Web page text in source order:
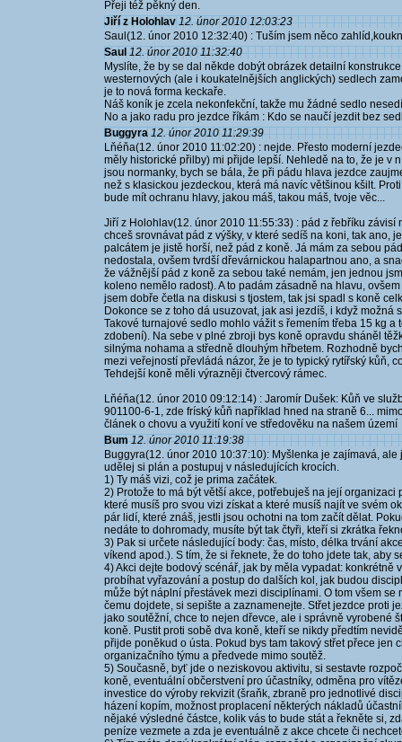
Přeji též pěkný den.
Jiří z Holohlav 12. únor 2010 12:03:23
Saul(12. únor 2010 12:32:40) : Tuším jsem něco
Saul 12. únor 2010 11:32:40
Myslíte, že by se dal někde dobýt obrázek detailní
westernových (ale i koukatelnějších anglických) sedlech
je to nová forma keckaře.
Náš koník je zcela nekonfekční, takže mu žádné sedlo
No a jako radu pro jezdce říkám : Kdo se naučí jezdit bez
Buggyra 12. únor 2010 11:29:39
Lňéňa(12. únor 2010 11:02:20) : nejde. Přesto moderní
měly historické přilby) mi přijde lepší. Nehledě na to, že je v
jsou normanky, bych se bála, že při pádu hlava jezdce
než s klasickou jezdeckou, která má navíc většinou kšilt.
bude mít ochranu hlavy, jakou máš, takou máš, tvoje věc...
Jiří z Holohlav(12. únor 2010 11:55:33) : pád z řebříku
chceš srovnávat pád z výšky, v které sedíš na koni, tak ano,
palcátem je jistě horší, než pád z koně. Já mám za sebou
nedostala, ovšem tvrdší dřevárnickou halapartnou ano, a
že vážnější pád z koně za sebou také nemám, jen jednou
koleno nemělo radost). A to padám zásadně na hlavu,
jsem dobře četla na diskusi s tjostem, tak jsi spadl s koně
Dokonce se z toho dá usuzovat, jak asi jezdíš, i když
Takové turnajové sedlo mohlo vážit s řemením třeba 15 kg
zdobení). Na sebe v plné zbroji bys koně opravdu sháněl
silnýma nohama a středně dlouhým hřbetem. Rozhodně
mezi veřejností převládá názor, že je to typický rytířský kůň,
Tehdejší koně měli výrazněji čtvercový rámec.
Lňéňa(12. únor 2010 09:12:14) : Jaromír Dušek: Kůň ve
901100-6-1, zde fríský kůň například hned na straně 6...
článek o chovu a využití koní ve středověku na našem území
Bum 12. únor 2010 11:19:38
Buggyra(12. únor 2010 10:37:10): Myšlenka je zajímavá,
udělej si plán a postupuj v následujících krocích.
1) Ty máš vizi, což je prima začátek.
2) Protože to má být větší akce, potřebuješ na její
které musíš pro svou vizi získat a které musíš najít ve svém
pár lidí, které znáš, jestli jsou ochotni na tom začít dělat.
nedáte to dohromady, musíte být tak čtyři, kteří si zkrátka
3) Pak si určete následující body: čas, místo, délka trvání
víkend apod.). S tím, že si řeknete, že do toho jdete tak, aby
4) Akci dejte bodový scénář, jak by měla vypadat:
probíhat vyřazování a postup do dalších kol, jak budou
může být náplní přestávek mezi disciplínami. O tom všem
čemu dojdete, si sepište a zaznamenejte. Střet jezdce proti
jako soutěžní, chce to nejen dřevce, ale i správně vyrobené
koně. Pustit proti sobě dva koně, kteří se nikdy předtím
přijde poněkud o ústa. Pokud bys tam takový střet přece jen
organizačního týmu a předvede mimo soutěž.
5) Současně, byť jde o neziskovou aktivitu, si sestavte
koně, eventuální občerstvení pro účastníky, odměna pro
investice do výroby rekvizit (šraňk, zbraně pro jednotlivé
házení kopím, možnost proplacení některých nákladů
nějaké výsledné částce, kolik vás to bude stát a řekněte si,
peníze vezmete a zda je eventuálně z akce chcete či